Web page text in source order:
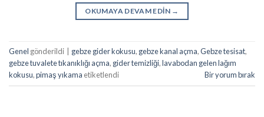
OKUMAYA DEVAM EDIN →
Genel gönderildi gebze gider kokusu, gebze kanal açma,Gebze tesisat,
gebze tuvalete tıkanıklığı açma, gider temizliği,lavabodan gelen lağım
kokusu,pimaş yıkama etiketlendi Bir yorum bırak